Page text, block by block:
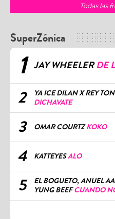
Todas las
SuperZónica
1 JAY WHEELERDE
2
YA ICE DILAN X REY
DICHAVATE
3 OMAR COURTZKOKO
4 KATTEYESALO
5
EL BOGUETO, ANUEL
YUNG BEEFCUANDO